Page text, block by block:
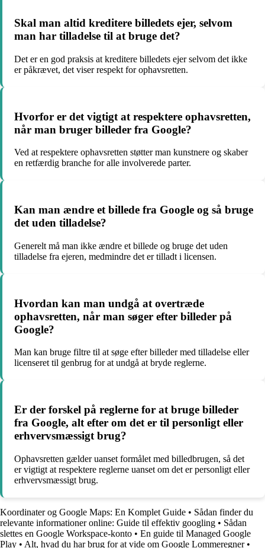
Skal man altid kreditere billedets ejer, selvom
man har tilladelse til at bruge det?
Det er en god praksis at kreditere billedets ejer selvom det ikke
er påkrævet, det viser respekt for ophavsretten.
Hvorfor er det vigtigt at respektere ophavsretten,
når man bruger billeder fra Google?
Ved at respektere ophavsretten støtter man kunstnere og skaber
en retfærdig branche for alle involverede parter.
Kan man ændre et billede fra Google og så bruge
det uden tilladelse?
Generelt må man ikke ændre et billede og bruge det uden
tilladelse fra ejeren, medmindre det er tilladt i licensen.
Hvordan kan man undgå at overtræde
ophavsretten, når man søger efter billeder på
Google?
Man kan bruge filtre til at søge efter billeder med tilladelse eller
licenseret til genbrug for at undgå at bryde reglerne.
Er der forskel på reglerne for at bruge billeder
fra Google, alt efter om det er til personligt eller
erhvervsmæssigt brug?
Ophavsretten gælder uanset formålet med billedbrugen, så det
er vigtigt at respektere reglerne uanset om det er personligt eller
erhvervsmæssigt brug.
Koordinater og Google Maps: En Komplet Guide • Sådan finder du
relevante informationer online: Guide til effektiv googling • Sådan
slettes en Google Workspace-konto • En guide til Managed Google
Play • Alt, hvad du har brug for at vide om Google Lommeregner•